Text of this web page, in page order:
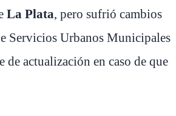
La Plata, pero sufrió cambios
Servicios Urbanos Municipales
actualización en caso de que